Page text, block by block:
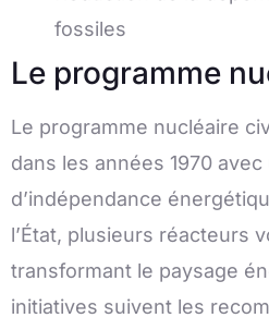
fossiles
Le programme
Le programme nucléaire
dans les années 1970
d’indépendance
l’État, plusieurs réacteurs
transformant le paysage
initiatives suivent les